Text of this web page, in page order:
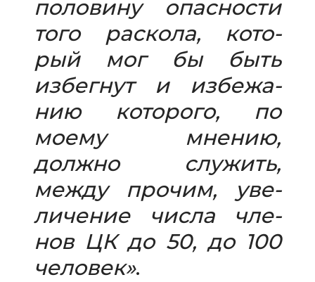
поло­вину опас­но­сти
того рас­кола, кото­
рый мог бы быть
избег­нут и избе­жа­
нию кото­рого, по
моему мне­нию,
должно слу­жить,
между про­чим, уве­
ли­че­ние числа чле­
нов ЦК до 50, до 100
чело­век».